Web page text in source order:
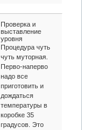
Проверка и
выставление
уровня
Процедура чуть
чуть муторная.
Перво-наперво
надо все
приготовить и
дождаться
температуры в
коробке 35
градусов. Это